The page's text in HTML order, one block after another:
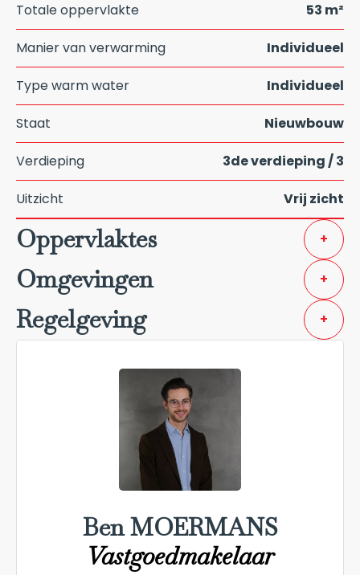
Totale oppervlakte 53 m²
Manier van verwarming Individueel
Type warm water Individueel
Staat Nieuwbouw
Verdieping 3de verdieping / 3
Uitzicht Vrij zicht
Oppervlaktes +
Omgevingen +
Regelgeving +
Ben MOERMANS
Vastgoedmakelaar